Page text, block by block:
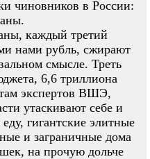
чиновников в России:
каждый третий
нами рубль, сжирают
смысле. Треть
6,6 триллиона
экспертов ВШЭ,
утаскивают себе и
гигантские элитные
и заграничные дома
на прочую дольче